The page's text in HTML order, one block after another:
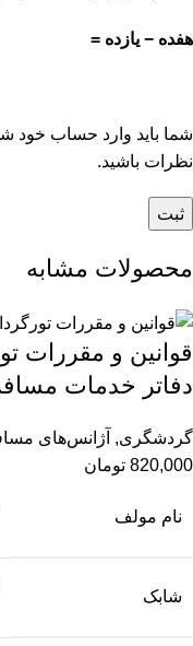
هفده − یازده =
شما باید وارد حساب خود
نظرات باشید.
محصولات مشابه
قوانین و مقررات
دفاتر خدمات
گردشگری, آژانس‌های
820,000 تومان
نام مولف
شابک